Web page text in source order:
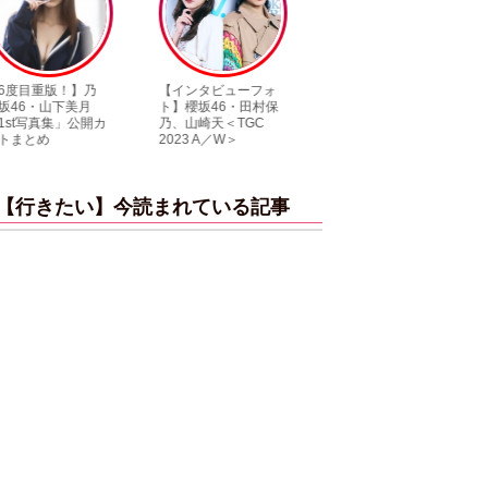
【インタビューフォ
ト】櫻坂46・田村保
乃、山崎天＜TGC
2023 A／W＞
ピンクの衣装がステ
キ！ 「ME:I」MIU＆
KEIKO撮り下ろしイ
ンタビューフォト
【行きたい】今読まれている記事